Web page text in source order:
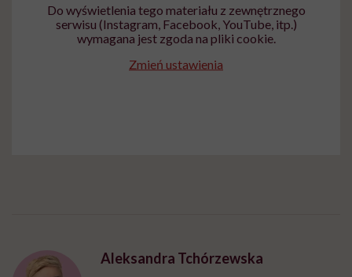
Do wyświetlenia tego materiału z zewnętrznego
serwisu (Instagram, Facebook, YouTube, itp.)
wymagana jest zgoda na pliki cookie.
Zmień ustawienia
Aleksandra Tchórzewska